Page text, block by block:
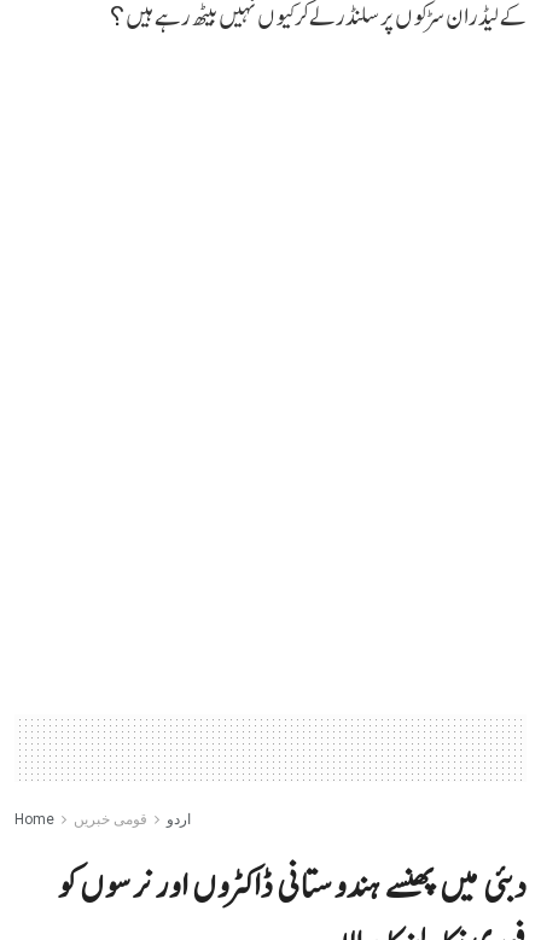
کے لیڈران سڑکوں پر سلنڈر لے کر کیوں نہیں بیٹھ رہے ہیں؟
Home اردو قومی خبریں
دبئی میں پھنسے ہندوستانی ڈاکٹروں اور نرسوں کو